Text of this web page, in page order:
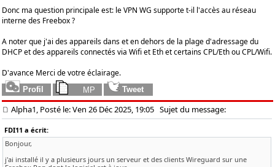
Donc ma question principale est: le VPN WG supporte t-il l'accès au réseau
interne des Freebox ?
A noter que j'ai des appareils dans et en dehors de la plage d'adressage du
DHCP et des appareils connectés via Wifi et Eth et certains CPL/Eth ou CPL/Wifi.
D'avance Merci de votre éclairage.
Alpha1, Posté le: Ven 26 Déc 2025, 19:05 Sujet du message:
FDI11 a écrit:
Bonjour,
j'ai installé il y a plusieurs jours un serveur et des clients Wireguard sur une